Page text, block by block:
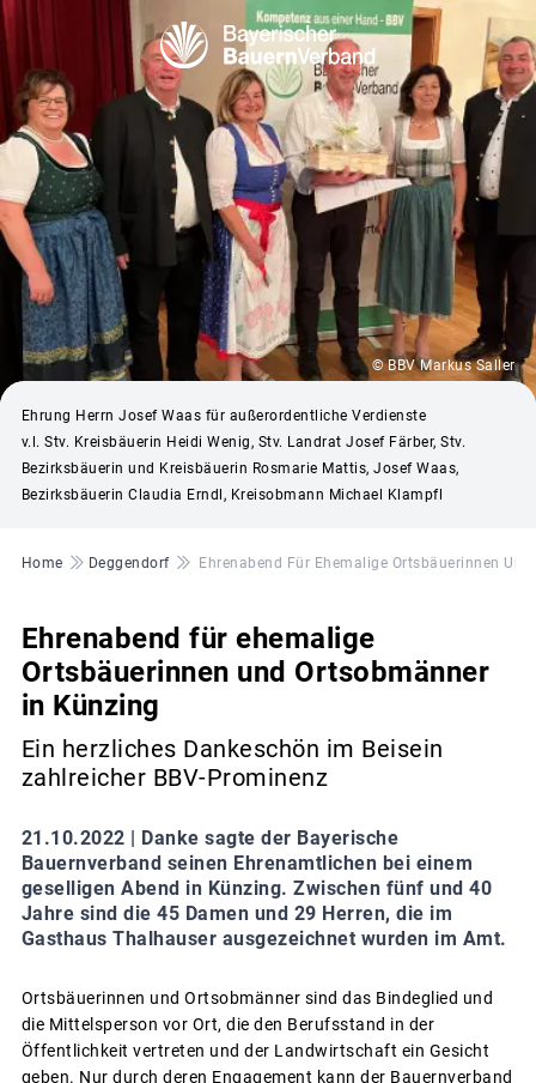
© BBV Markus Saller
Ehrung Herrn Josef Waas für außerordentliche Verdienste
v.l. Stv. Kreisbäuerin Heidi Wenig, Stv. Landrat Josef Färber, Stv.
Bezirksbäuerin und Kreisbäuerin Rosmarie Mattis, Josef Waas,
Bezirksbäuerin Claudia Erndl, Kreisobmann Michael Klampfl
Pfadnavigation
Home Deggendorf Ehrenabend Für Ehemalige Ortsbäuerinnen
Ehrenabend für ehemalige
Ortsbäuerinnen und Ortsobmänner
in Künzing
Ein herzliches Dankeschön im Beisein
zahlreicher BBV-Prominenz
21.10.2022 |
Danke sagte der Bayerische
Bauernverband seinen Ehrenamtlichen bei einem
geselligen Abend in Künzing. Zwischen fünf und 40
Jahre sind die 45 Damen und 29 Herren, die im
Gasthaus Thalhauser ausgezeichnet wurden im Amt.
Ortsbäuerinnen und Ortsobmänner sind das Bindeglied und
die Mittelsperson vor Ort, die den Berufsstand in der
Öffentlichkeit vertreten und der Landwirtschaft ein Gesicht
geben. Nur durch deren Engagement kann der Bauernverband